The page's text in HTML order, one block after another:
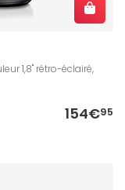
1,8" rétro-éclairé,
154€95